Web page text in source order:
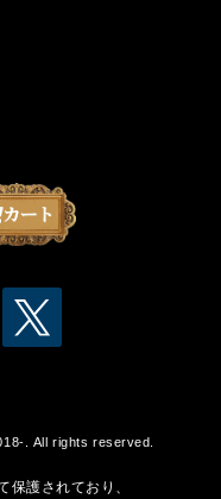
. All rights reserved.
保護されており、